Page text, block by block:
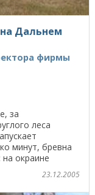
Дальнем
фирмы
за
леса
минут, бревна
окраине
23.12.2005